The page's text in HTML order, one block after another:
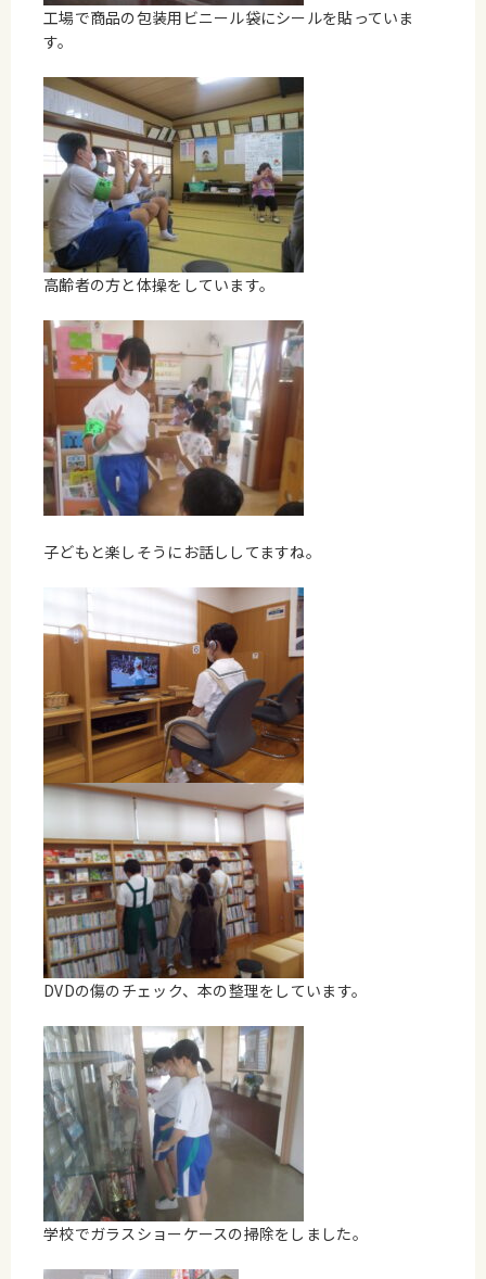
工場で商品の包装用ビニール袋にシールを貼っていま
す。
高齢者の方と体操をしています。
子どもと楽しそうにお話ししてますね。
DVDの傷のチェック、本の整理をしています。
学校でガラスショーケースの掃除をしました。